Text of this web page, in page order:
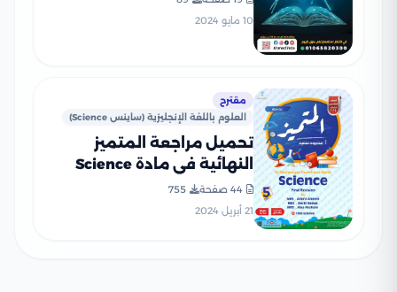
الثاني
10 مايو 2024
مقترح
العلوم باللغة الإنجليزية (ساينس Science)
تحميل مراجعة المتميز
النهائية في مادة Science
الصف الخامس الابتدائي ترم
ثاني (بنك أسئلة شامل)
44 صفحة
755
21 أبريل 2024